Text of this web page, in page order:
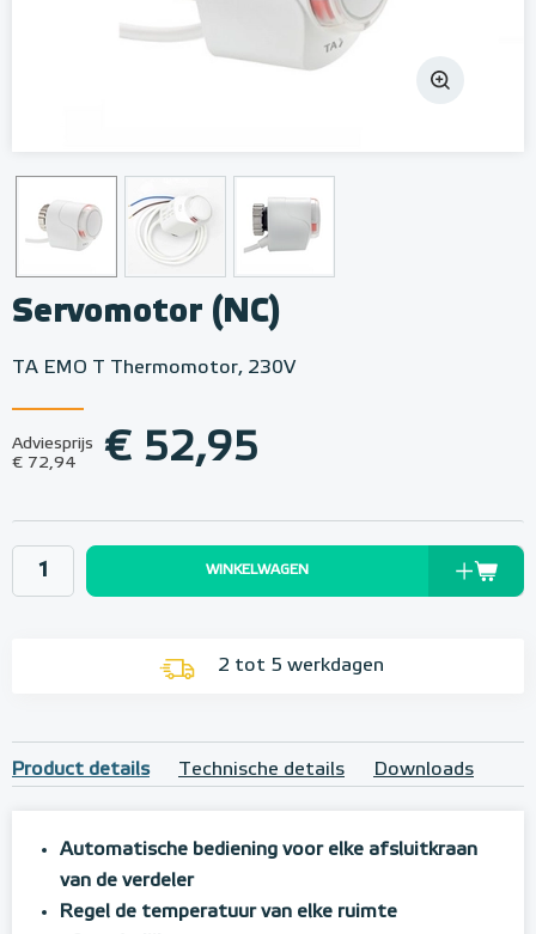
Servomotor (NC)
TA EMO T Thermomotor, 230V
Adviesprijs
€ 72,94
€ 52,95
WINKELWAGEN
2 tot 5 werkdagen
Product details Technische details Downloads
Automatische bediening voor elke afsluitkraan
van de verdeler
Regel de temperatuur van elke ruimte